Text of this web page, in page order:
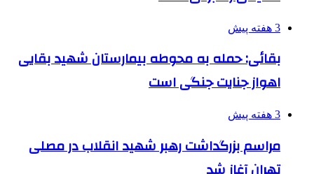
3 هفته پیش
بقائی: حمله به محوطه بیمارستان شهید بقایی
اهواز جنایت جنگی است
3 هفته پیش
مراسم بزرگداشت رهبر شهید انقلاب در مصلی